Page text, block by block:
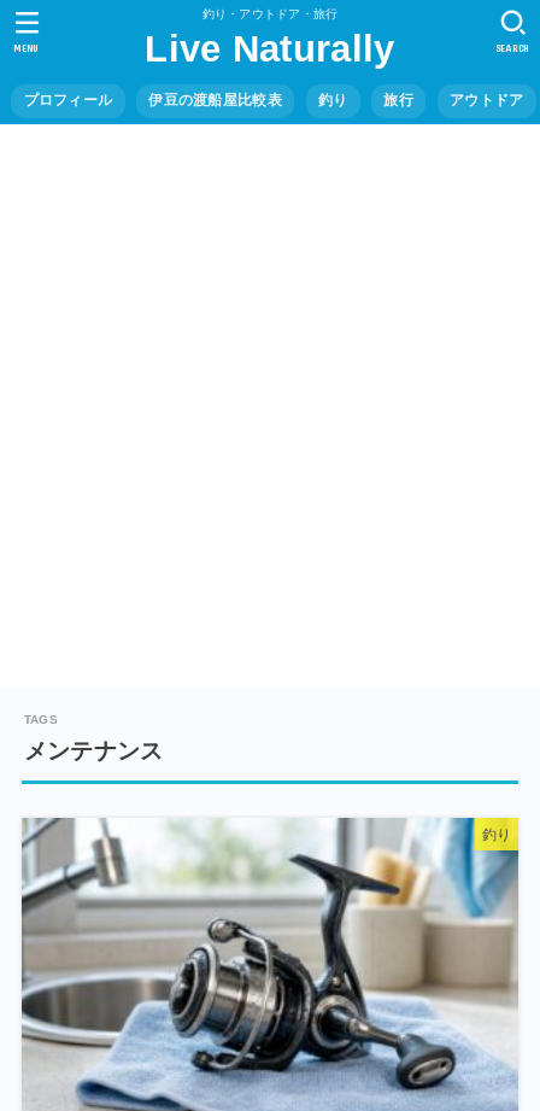
釣り・アウトドア・旅行
Live Naturally
プロフィール 伊豆の渡船屋比較表 釣り 旅行 アウトドア
SEARCH
MENU
メンテナンス
釣り